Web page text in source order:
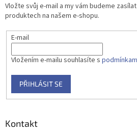
Vložte svůj e-mail a my vám budeme
produktech na našem e-shopu.
E-mail
Vložením e-mailu souhlasíte s
PŘIHLÁSIT SE
Kontakt